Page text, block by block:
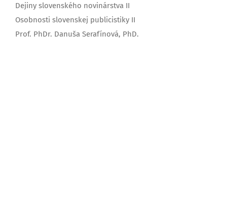
Dejiny slovenského novinárstva II
Osobnosti slovenskej publicistiky II
Prof. PhDr. Danuša Serafínová, PhD.